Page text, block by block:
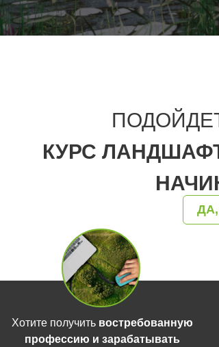
КУРС
Хотите получить востребованную
профессию и зарабатывать